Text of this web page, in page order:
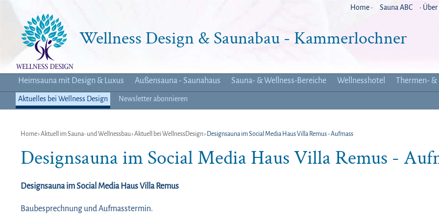
Wellness Design & Saunabau - Kammerlochner
Heimsauna mit Design & Luxus Außensauna - Saunahaus Sauna- & Wellness-Bereiche Wellnesshotel Thermen- &
Home · Sauna ABC ·
Aktuelles bei Wellness Design Newsletter abonnieren
Home›Aktuell im Sauna- und Wellnessbau›Aktuell bei WellnessDesign› Designsauna im Social Media Haus Villa Remus - Aufmass
Designsauna im Social Media Haus Villa Remus -
Designsauna im Social Media Haus Villa Remus
Baubesprechnung und Aufmasstermin.